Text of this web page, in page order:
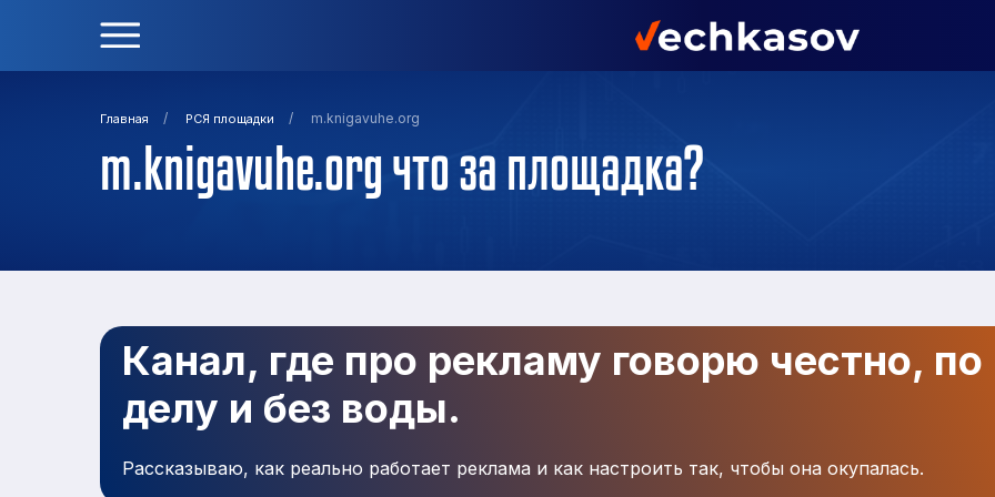
Главная / РСЯ площадки / m.knigavuhe.org
m.knigavuhe.org что за площадка?
Канал, где про рекламу говорю честно, по
делу и без воды.
Рассказываю, как реально работает реклама и как настроить так, чтобы она окупалась.